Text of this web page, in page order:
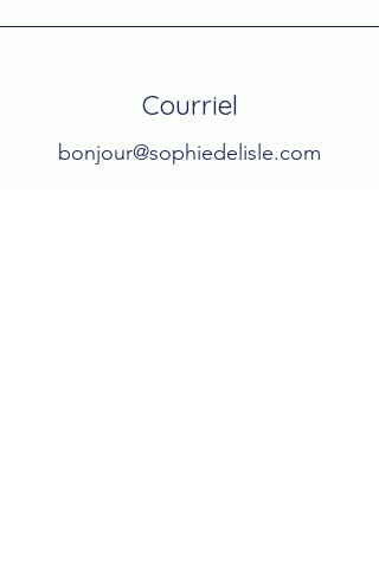
Courriel
bonjour@sophiedelisle.com